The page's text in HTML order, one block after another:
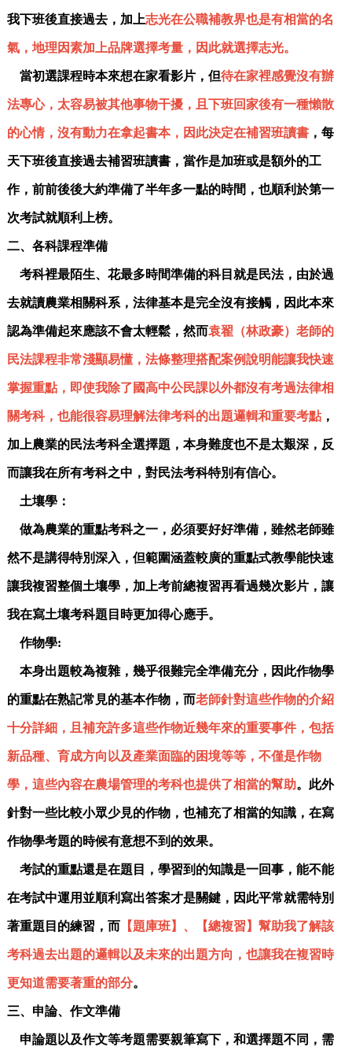
我下班後直接過去，加上志光在公職補教界也是有相當的名
氣，地理因素加上品牌選擇考量，因此就選擇志光。
當初選課程時本來想在家看影片，但待在家裡感覺沒有辦
法專心，太容易被其他事物干擾，且下班回家後有一種懶散
的心情，沒有動力在拿起書本，因此決定在補習班讀書，每
天下班後直接過去補習班讀書，當作是加班或是額外的工
作，前前後後大約準備了半年多一點的時間，也順利於第一
次考試就順利上榜。
二、各科課程準備
考科裡最陌生、花最多時間準備的科目就是民法，由於過
去就讀農業相關科系，法律基本是完全沒有接觸，因此本來
認為準備起來應該不會太輕鬆，然而袁翟（林政豪）老師的
民法課程非常淺顯易懂，法條整理搭配案例說明能讓我快速
掌握重點，即使我除了國高中公民課以外都沒有考過法律相
關考科，也能很容易理解法律考科的出題邏輯和重要考點，
加上農業的民法考科全選擇題，本身難度也不是太艱深，反
而讓我在所有考科之中，對民法考科特別有信心。
土壤學：
做為農業的重點考科之一，必須要好好準備，雖然老師雖
然不是講得特別深入，但範圍涵蓋較廣的重點式教學能快速
讓我複習整個土壤學，加上考前總複習再看過幾次影片，讓
我在寫土壤考科題目時更加得心應手。
作物學:
本身出題較為複雜，幾乎很難完全準備充分，因此作物學
的重點在熟記常見的基本作物，而老師針對這些作物的介紹
十分詳細，且補充許多這些作物近幾年來的重要事件，包括
新品種、育成方向以及產業面臨的困境等等，不僅是作物
學，這些內容在農場管理的考科也提供了相當的幫助。此外
針對一些比較小眾少見的作物，也補充了相當的知識，在寫
作物學考題的時候有意想不到的效果。
考試的重點還是在題目，學習到的知識是一回事，能不能
在考試中運用並順利寫出答案才是關鍵，因此平常就需特別
著重題目的練習，而【題庫班】、【總複習】幫助我了解該
考科過去出題的邏輯以及未來的出題方向，也讓我在複習時
更知道需要著重的部分。
三、申論、作文準備
申論題以及作文等考題需要親筆寫下，和選擇題不同，需